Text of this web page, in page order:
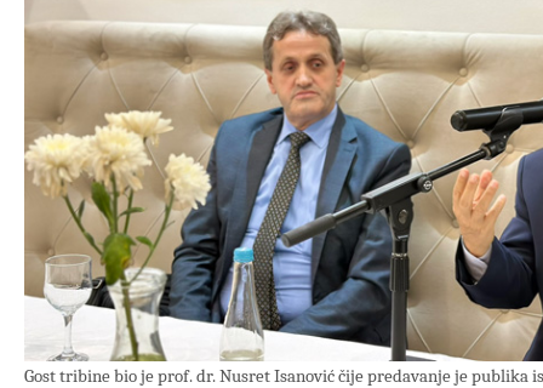
Gost tribine bio je prof. dr. Nusret Isanović čije predavanje je publika